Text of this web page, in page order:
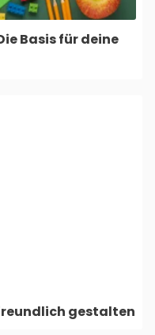
Basis für deine
gestalten